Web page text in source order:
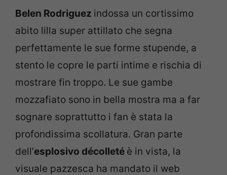
Belen Rodriguez indossa un cortissimo
abito lilla super attillato che segna
perfettamente le sue forme stupende, a
stento le copre le parti intime e rischia di
mostrare fin troppo. Le sue gambe
mozzafiato sono in bella mostra ma a far
sognare soprattutto i fan è stata la
profondissima scollatura. Gran parte
dell’esplosivo décolleté è in vista, la
visuale pazzesca ha mandato il web